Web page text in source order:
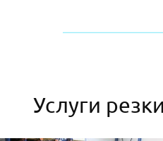
Услуги